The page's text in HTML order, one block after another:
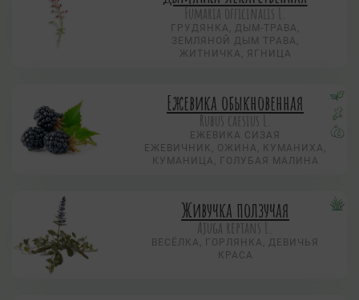
Fumaria officinalis L.
ГРУДЯНКА, ДЫМ-ТРАВА,
ЗЕМЛЯНОЙ ДЫМ ТРАВА,
ЖИТНИЧКА, ЯГНИЦА
Ежевика обыкновенная
Rubus caesius L.
ЕЖЕВИКА СИЗАЯ
ЕЖЕВИЧНИК, ОЖИНА, КУМАНИХА,
КУМАНИЦА, ГОЛУБАЯ МАЛИНА
Живучка ползучая
Аjuga reptans L.
ВЕСЁЛКА, ГОРЛЯНКА, ДЕВИЧЬЯ
КРАСА